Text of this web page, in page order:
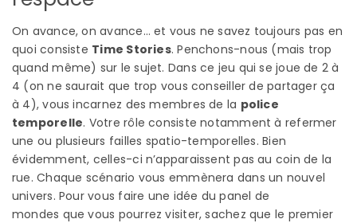
On avance, on avance… et vous ne savez toujours pas en
quoi consiste Time Stories. Penchons-nous (mais trop
quand même) sur le sujet. Dans ce jeu qui se joue de 2 à
4 (on ne saurait que trop vous conseiller de partager ça
à 4), vous incarnez des membres de la police
temporelle. Votre rôle consiste notamment à refermer
une ou plusieurs failles spatio-temporelles. Bien
évidemment, celles-ci n’apparaissent pas au coin de la
rue. Chaque scénario vous emmènera dans un nouvel
univers. Pour vous faire une idée du panel de
mondes que vous pourrez visiter, sachez que le premier